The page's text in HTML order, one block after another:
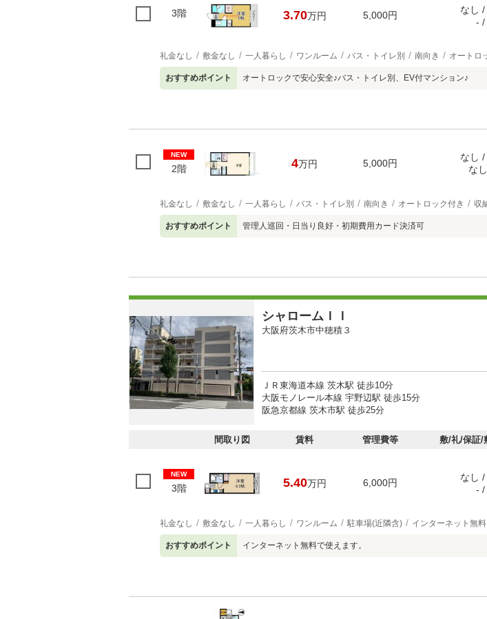
3階 3.70万円 5,000円
なし /
- /
礼金なし 敷金なし 一人暮らし ワンルーム バス・トイレ別 南向き オートロ
おすすめポイント オートロックで安心安全♪バス・トイレ別、EV付マンション♪
NEW
2階 4万円 5,000円
なし /
な
礼金なし 敷金なし 一人暮らし バス・トイレ別 南向き オートロック付き 収
おすすめポイント 管理人巡回・日当り良好・初期費用カード決済可
シャロームＩＩ
大阪府茨木市中穂積３
ＪＲ東海道本線 茨木駅 徒歩10分
大阪モノレール本線 宇野辺駅 徒歩15分
阪急京都線 茨木市駅 徒歩25分
間取り図 賃料 管理費等 敷/礼/保証/
NEW
3階 5.40万円 6,000円
なし /
- /
礼金なし 敷金なし 一人暮らし ワンルーム 駐車場(近隣含) インターネット無料
おすすめポイント インターネット無料で使えます。